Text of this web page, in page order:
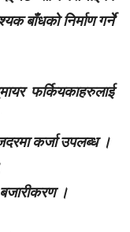
बाँधको निर्माण गर्ने
फर्कियकाहरुलाई
कर्जा उपलब्ध ।
।